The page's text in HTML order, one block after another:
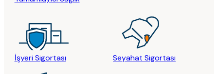
İşyeri Sigortası Seyahat Sigortası